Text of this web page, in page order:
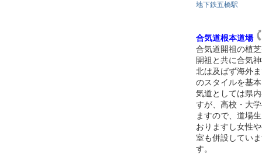
地下鉄五橋駅
合気道根本道場
合気道開祖の植
開祖と共に合気
北は及ばず海外
のスタイルを基
気道としては県
すが、高校・大
ますので、道場
おりますし女性
室も併設してい
す。